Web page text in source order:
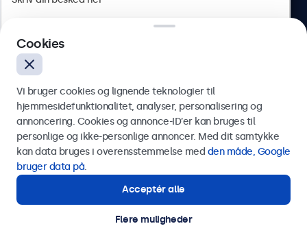
Herstedøstervej 27-29, unit A, 2620 Albertslund, Danmark
Dansk
© 2026 Beetronics
Send
Eller ring til os på
Kontakt vores specialister.
Cookies
Vi bruger cookies og lignende teknologier til
hjemmesidefunktionalitet, analyser, personalisering og
annoncering. Cookies og annonce-ID’er kan bruges til
personlige og ikke-personlige annoncer. Med dit samtykke
kan data bruges i overensstemmelse med den måde, Google
bruger data på.
Acceptér alle
Flere muligheder